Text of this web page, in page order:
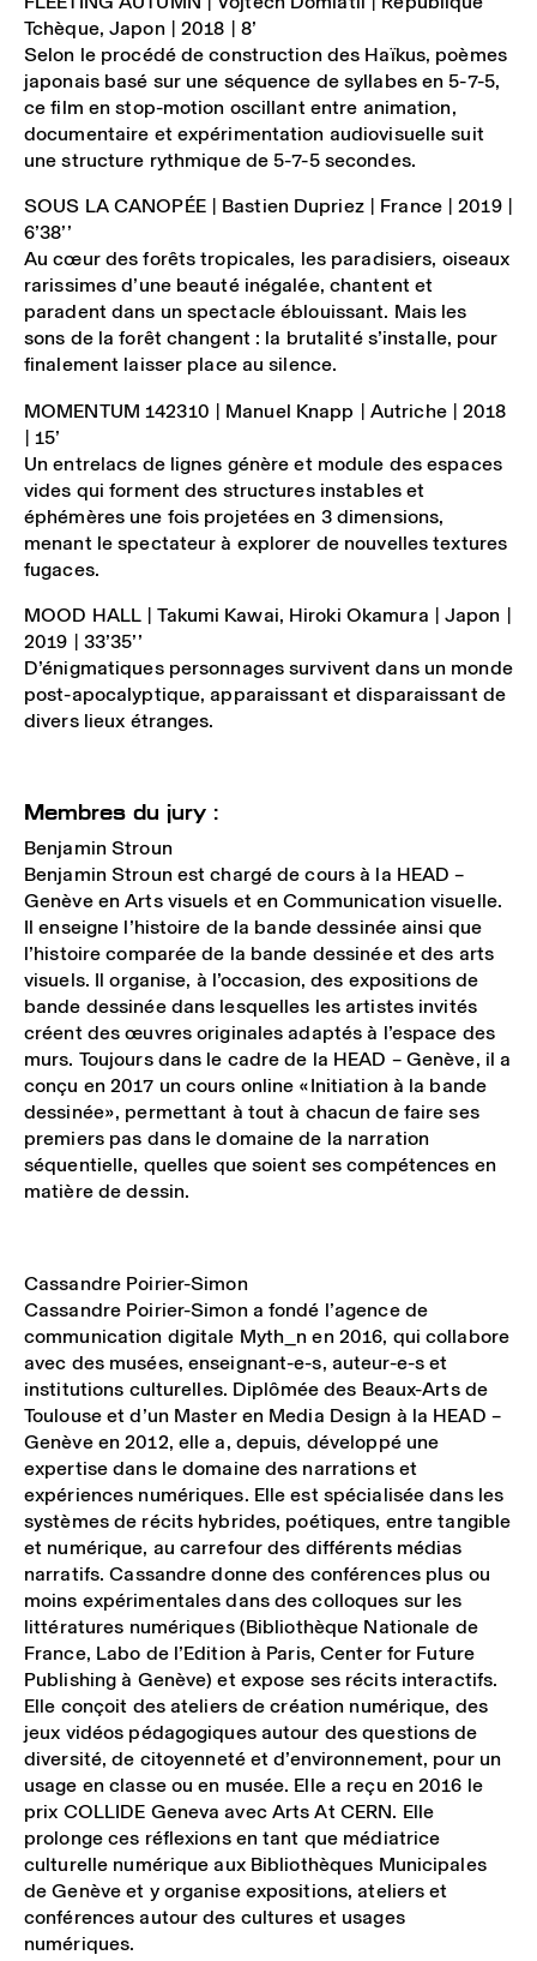
Tchèque, Japon | 2018 | 8’
Selon le procédé de construction des Haïkus, poèmes
japonais basé sur une séquence de syllabes en 5-7-5,
ce film en stop-motion oscillant entre animation,
documentaire et expérimentation audiovisuelle suit
une structure rythmique de 5-7-5 secondes.
SOUS LA CANOPÉE| Bastien Dupriez | France | 2019 |
6’38’’
Au cœur des forêts tropicales, les paradisiers, oiseaux
rarissimes d’une beauté inégalée, chantent et
paradent dans un spectacle éblouissant. Mais les
sons de la forêt changent : la brutalité s’installe, pour
finalement laisser place au silence.
MOMENTUM 142310 | Manuel Knapp | Autriche | 2018
| 15’
Un entrelacs de lignes génère et module des espaces
vides qui forment des structures instables et
éphémères une fois projetées en 3 dimensions,
menant le spectateur à explorer de nouvelles textures
fugaces.
MOOD HALL | Takumi Kawai, Hiroki Okamura | Japon |
2019 | 33’35’’
D’énigmatiques personnages survivent dans un monde
post-apocalyptique, apparaissant et disparaissant de
divers lieux étranges.
Membres du jury :
Benjamin Stroun
Benjamin Stroun est chargé de cours à la HEAD –
Genève en Arts visuels et en Communication visuelle.
Il enseigne l’histoire de la bande dessinée ainsi que
l’histoire comparée de la bande dessinée et des arts
visuels. Il organise, à l’occasion, des expositions de
bande dessinée dans lesquelles les artistes invités
créent des œuvres originales adaptés à l’espace des
murs. Toujours dans le cadre de la HEAD – Genève, il a
conçu en 2017 un cours online «Initiation à la bande
dessinée», permettant à tout à chacun de faire ses
premiers pas dans le domaine de la narration
séquentielle, quelles que soient ses compétences en
matière de dessin.
Cassandre Poirier-Simon
Cassandre Poirier-Simon a fondé l’agence de
communication digitale Myth_n en 2016, qui collabore
avec des musées, enseignant-e-s, auteur-e-s et
institutions culturelles. Diplômée des Beaux-Arts de
Toulouse et d’un Master en Media Design à la HEAD –
Genève en 2012, elle a, depuis, développé une
expertise dans le domaine des narrations et
expériences numériques. Elle est spécialisée dans les
systèmes de récits hybrides, poétiques, entre tangible
et numérique, au carrefour des différents médias
narratifs. Cassandre donne des conférences plus ou
moins expérimentales dans des colloques sur les
littératures numériques (Bibliothèque Nationale de
France, Labo de l’Edition à Paris, Center for Future
Publishing à Genève) et expose ses récits interactifs.
Elle conçoit des ateliers de création numérique, des
jeux vidéos pédagogiques autour des questions de
diversité, de citoyenneté et d’environnement, pour un
usage en classe ou en musée. Elle a reçu en 2016 le
prix COLLIDE Geneva avec Arts At CERN. Elle
prolonge ces réflexions en tant que médiatrice
culturelle numérique aux Bibliothèques Municipales
de Genève et y organise expositions, ateliers et
conférences autour des cultures et usages
numériques.